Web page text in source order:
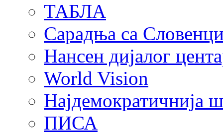
ТАБЛА
Сарадња са
Нансен дијалог
World Vision
Најдемократичнија
ПИСА